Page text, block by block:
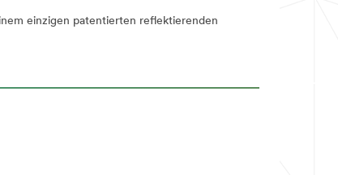
einzigen patentierten reflektierenden